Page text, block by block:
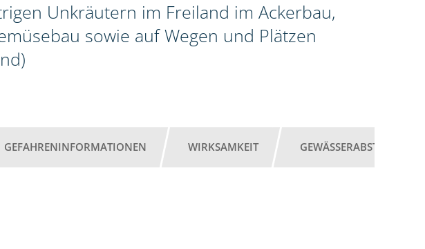
Unkräutern im Freiland im Ackerbau,
sowie auf Wegen und Plätzen
GEFAHRENINFORMATIONEN WIRKSAMKEIT GEWÄSSERABSTAND